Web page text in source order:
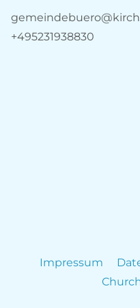
+495231938830
Impressum